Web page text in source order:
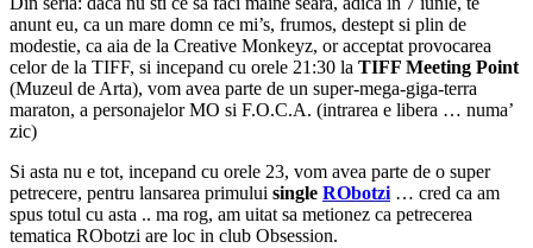
anunt eu, ca un mare domn ce mi’s, frumos, destept si plin de
modestie, ca aia de la Creative Monkeyz, or acceptat provocarea
celor de la TIFF, si incepand cu orele 21:30 la TIFF Meeting Point
(Muzeul de Arta), vom avea parte de un super-mega-giga-terra
maraton, a personajelor MO si F.O.C.A. (intrarea e libera … numa’
zic)
Si asta nu e tot, incepand cu orele 23, vom avea parte de o super
petrecere, pentru lansarea primului single RObotzi … cred ca am
spus totul cu asta .. ma rog, am uitat sa metionez ca petrecerea
tematica RObotzi are loc in club Obsession.